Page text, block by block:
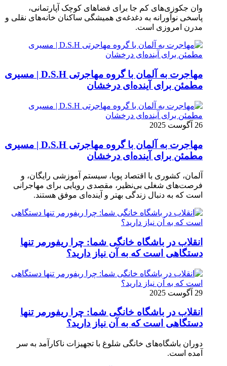
وان جکوزی‌های کم‌ جا برای فضاهای کوچک آپارتمانی،
پاسخی نوآورانه به دغدغه‌ی همیشگی ساکنان خانه‌های نقلی و
مدرن امروزی ا‌ست.
مهاجرت به آلمان با گروه مهاجرتی D.S.H | مسیری
مطمئن برای آینده‌ای درخشان
26 آگوست 2025
مهاجرت به آلمان با گروه مهاجرتی D.S.H | مسیری
مطمئن برای آینده‌ای درخشان
آلمان، کشوری با اقتصاد پویا، سیستم آموزشی رایگان، و
فرصت‌های شغلی بی‌نظیر، مقصدی رویایی برای مهاجرانی
است که به دنبال زندگی بهتر و آینده‌ای موفق هستند.
انقلاب در باشگاه خانگی شما: چرا ریفورمر تنها
دستگاهی است که به آن نیاز دارید؟
29 آگوست 2025
انقلاب در باشگاه خانگی شما: چرا ریفورمر تنها
دستگاهی است که به آن نیاز دارید؟
دوران باشگاه‌های خانگی شلوغ با تجهیزات ناکارآمد به سر
آمده است.